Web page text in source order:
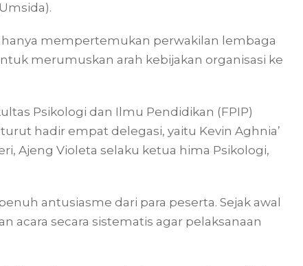
mempertemukan perwakilan lembaga
merumuskan arah kebijakan organisasi ke
Psikologi dan Ilmu Pendidikan (FPIP)
hadir empat delegasi, yaitu Kevin Aghnia’
Ajeng Violeta selaku ketua hima Psikologi,
antusiasme dari para peserta. Sejak awal
acara secara sistematis agar pelaksanaan